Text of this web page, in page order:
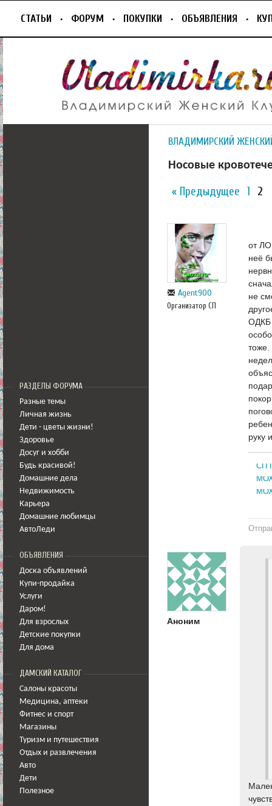
СТАТЬИ ФОРУМ ПОКУПКИ ОБЪЯВЛЕНИЯ
РАЗДЕЛЫ ФОРУМА
Разные темы
Личная жизнь
Дети - цветы жизни!
Здоровье
Досуг и хобби
Будь красивой!
Домашние дела
Недвижимость
Карьера
Домашние любимцы
АвтоЛеди
ОБЪЯВЛЕНИЯ
Доска объявлений
Купи-продайка
Услуги
Даром!
Для взрослых
Детские покупки
Для дома
ДАМСКИЙ КАТАЛОГ
Салоны красоты
Медицина, аптеки
Фитнес и спорт
Магазины
Туризм и путешествия
Отдых и развлечения
Авто
Дети
Полезное
ВЛАДИМИРСКИЙ
Носовые
« Предыдущее 1 2
Agent900
Организатор СП
от
неё
не
ОДКБ
тоже.
руку
СП
Аноним